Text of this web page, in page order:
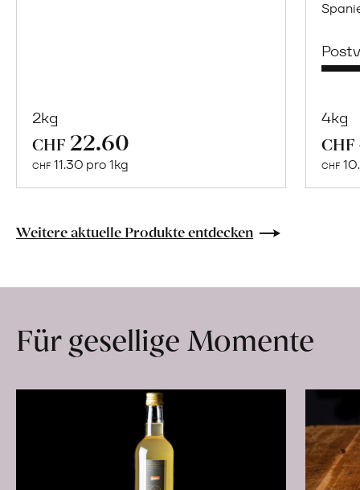
2kg
CHF 22.60
CHF 11.30 pro 1kg
Naturbelassene
Lebensmittel
Hof
erfahren
4kg
CHF
CHF
Weitere aktuelle Produkte entdecken
Für gesellige Momente